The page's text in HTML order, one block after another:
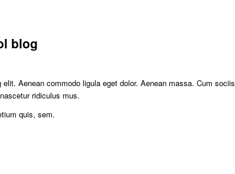
blog
Aenean commodo ligula eget dolor. Aenean massa. Cum sociis
ridiculus mus.
quis, sem.